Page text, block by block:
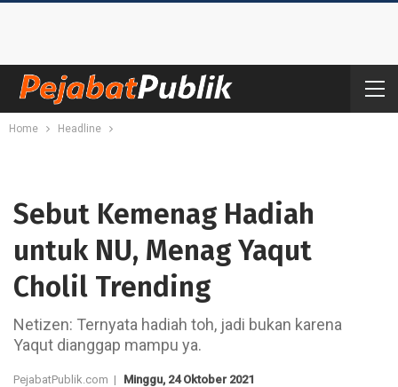
Home Headline
Sebut Kemenag Hadiah
untuk NU, Menag Yaqut
Cholil Trending
Netizen: Ternyata hadiah toh, jadi bukan karena
Yaqut dianggap mampu ya.
PejabatPublik.com | Minggu, 24 Oktober 2021